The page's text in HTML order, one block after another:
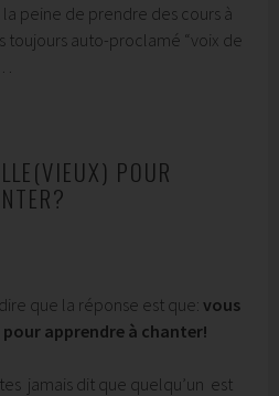
peine de prendre des cours à
toujours auto-proclamé “voix de
POUR
que la réponse est que:vous
apprendre à chanter!
jamais dit que quelqu’un est